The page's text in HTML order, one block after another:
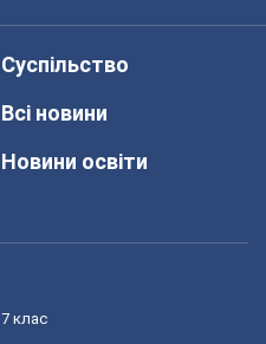
Суспільство
Всі новини
Новини освіти
7 клас